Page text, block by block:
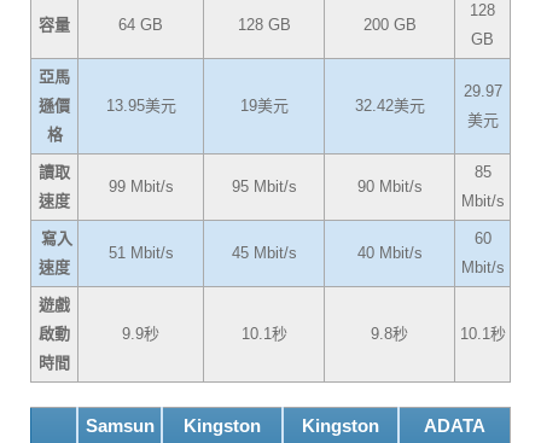
容量 64 GB 128 GB 200 GB
128
GB
亞馬
遜價
格
13.95美元 19美元 32.42美元
29.97
美元
讀取
速度
99 Mbit/s 95 Mbit/s 90 Mbit/s
85
Mbit/s
寫入
速度
51 Mbit/s 45 Mbit/s 40 Mbit/s
60
Mbit/s
遊戲
啟動
時間
9.9秒 10.1秒 9.8秒 10.1秒
Samsun
Kingston
Kingston
ADATA